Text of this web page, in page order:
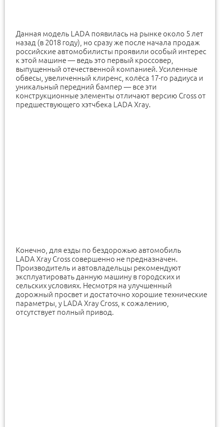
Данная модель LADA появилась на рынке около 5 лет
назад (в 2018 году), но сразу же после начала продаж
российские автомобилисты проявили особый интерес
к этой машине — ведь это первый кроссовер,
выпущенный отечественной компанией. Усиленные
обвесы, увеличенный клиренс, колёса 17-го радиуса и
уникальный передний бампер — все эти
конструкционные элементы отличают версию Cross от
предшествующего хэтчбека LADA Xray.
Конечно, для езды по бездорожью автомобиль
LADA Xray Cross совершенно не предназначен.
Производитель и автовладельцы рекомендуют
эксплуатировать данную машину в городских и
сельских условиях. Несмотря на улучшенный
дорожный просвет и достаточно хорошие технические
параметры, у LADA Xray Cross, к сожалению,
отсутствует полный привод.